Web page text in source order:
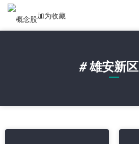
加为收藏
#雄安新区